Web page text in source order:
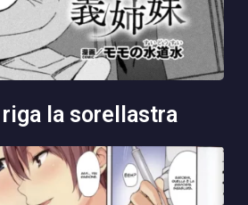
la sorellastra